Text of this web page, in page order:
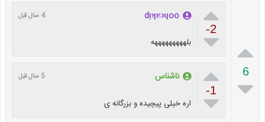

6


-2

dᴉʞɐɔɥoo 4 سال قبل
بلهههههههههه

-1

ناشناس 5 سال قبل
اره خیلی پیچیده و بزرگانه ی